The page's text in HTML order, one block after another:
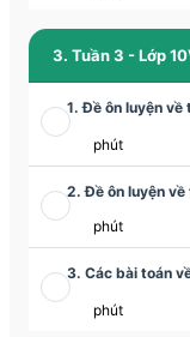
3. Tuần 3 - Lớp
1. Đề ôn luyện
phút
2. Đề ôn luyện
phút
3. Các bài toán
phút